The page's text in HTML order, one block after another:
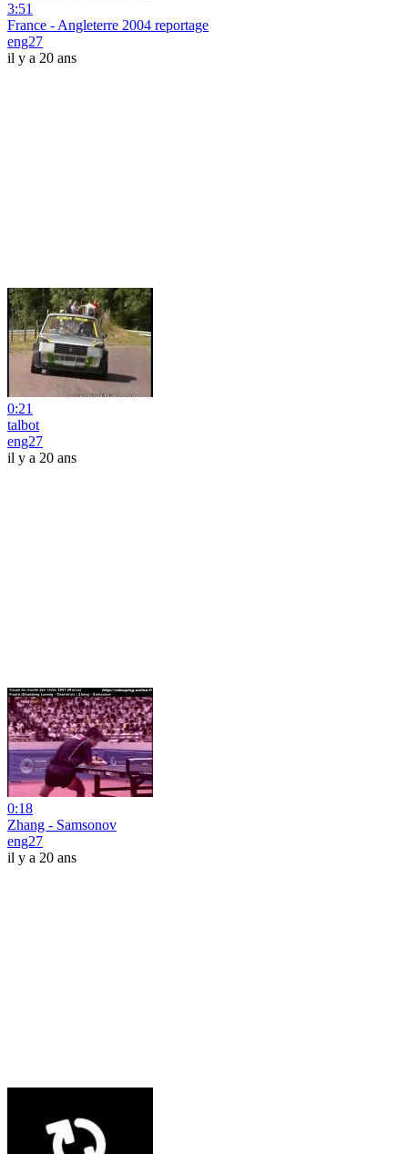
3:51
France - Angleterre 2004 reportage
eng27
il y a 20 ans
0:21
talbot
eng27
il y a 20 ans
0:18
Zhang - Samsonov
eng27
il y a 20 ans